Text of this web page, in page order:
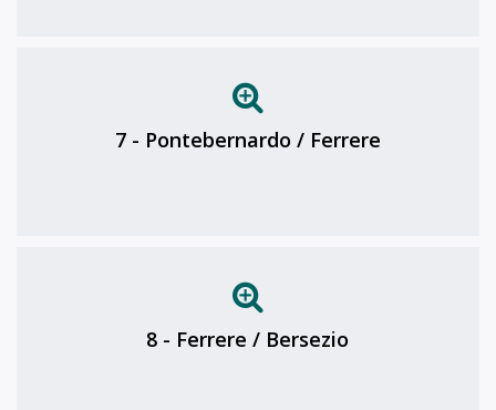
7 - Pontebernardo / Ferrere
8 - Ferrere / Bersezio